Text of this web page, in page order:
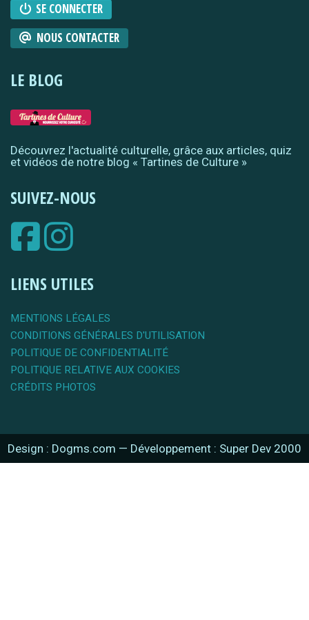
SE CONNECTER
NOUS CONTACTER
LE BLOG
Découvrez l'actualité culturelle, grâce aux articles, quiz
et vidéos de notre blog « Tartines de Culture »
SUIVEZ-NOUS
LIENS UTILES
MENTIONS LÉGALES
CONDITIONS GÉNÉRALES D'UTILISATION
POLITIQUE DE CONFIDENTIALITÉ
POLITIQUE RELATIVE AUX COOKIES
CRÉDITS PHOTOS
Design : Dogms.com — Développement : Super Dev 2000